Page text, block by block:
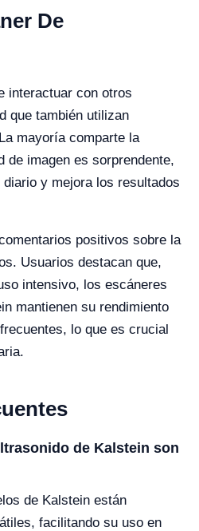
De
interactuar con otros
que también utilizan
mayoría comparte la
de imagen es sorprendente,
y mejora los resultados
positivos sobre la
Usuarios destacan que,
intensivo, los escáneres
mantienen su rendimiento
lo que es crucial
de Kalstein son
de Kalstein están
facilitando su uso en